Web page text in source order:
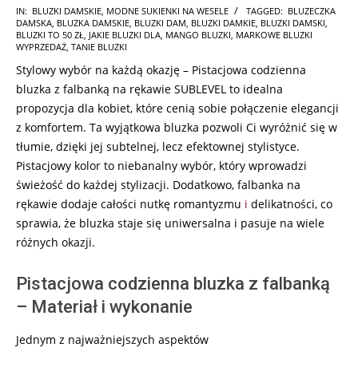
2024-
07-
25
IN: BLUZKI DAMSKIE MODNE SUKIENKI NA WESELE TAGGED: BLUZECZKA
DAMSKA BLUZKA DAMSKIE BLUZKI DAM BLUZKI DAMKIE BLUZKI DAMSKI
BLUZKI TO 50 ZŁ JAKIE BLUZKI DLA MANGO BLUZKI MARKOWE BLUZKI
WYPRZEDAŻ TANIE BLUZKI
Stylowy wybór na każdą okazję – Pistacjowa codzienna
bluzka z falbanką na rękawie SUBLEVEL to idealna
propozycja dla kobiet, które cenią sobie połączenie elegancji
z komfortem. Ta wyjątkowa bluzka pozwoli Ci wyróżnić się w
tłumie, dzięki jej subtelnej, lecz efektownej stylistyce.
Pistacjowy kolor to niebanalny wybór, który wprowadzi
świeżość do każdej stylizacji. Dodatkowo, falbanka na
rękawie dodaje całości nutkę romantyzmu i delikatności, co
sprawia, że bluzka staje się uniwersalna i pasuje na wiele
różnych okazji.
Pistacjowa codzienna bluzka z falbanką
– Materiał i wykonanie
Jednym z najważniejszych aspektów